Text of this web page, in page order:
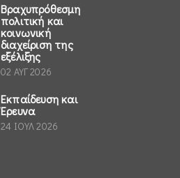
Βραχυπρόθεσμη
πολιτική και
κοινωνική
διαχείριση της
εξέλιξης
02 ΑΥΓ 2026
Εκπαίδευση και
Έρευνα
24 ΙΟΥΛ 2026